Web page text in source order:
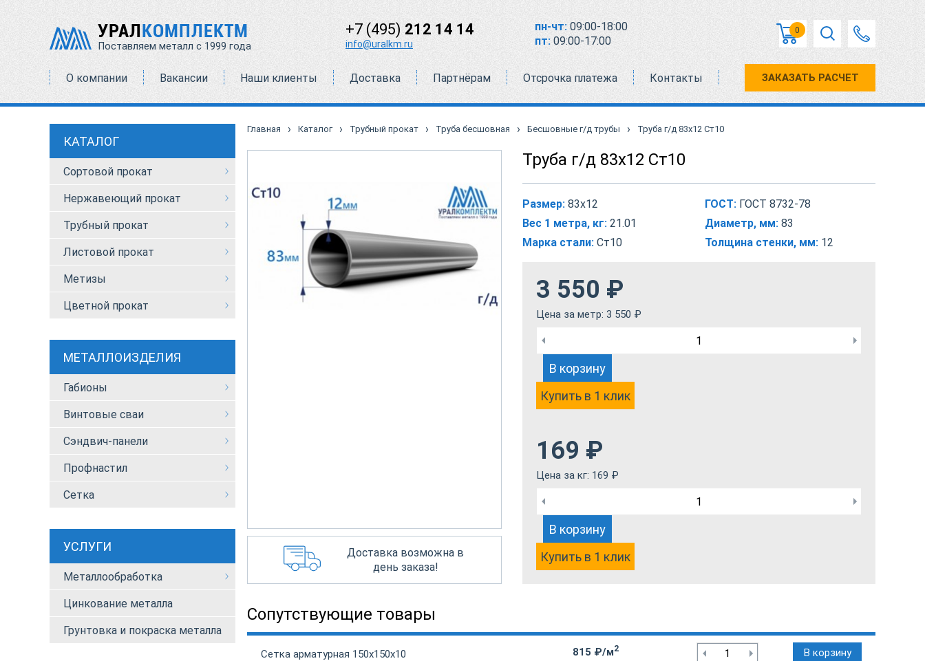
УРАЛКОМПЛЕКТМ
Поставляем металл с 1999 года
+7 (495) 212 14 14
info@uralkm.ru
пн-чт: 09:00-18:00
пт: 09:00-17:00
0
О компании Вакансии Наши клиенты Доставка Партнёрам Отсрочка платежа Контакты ЗАКАЗАТЬ РАСЧЕТ
КАТАЛОГ
Сортовой прокат
Нержавеющий прокат
Трубный прокат
Листовой прокат
Метизы
Цветной прокат
МЕТАЛЛОИЗДЕЛИЯ
Габионы
Винтовые сваи
Сэндвич-панели
Профнастил
Сетка
УСЛУГИ
Металлообработка
Цинкование металла
Грунтовка и покраска металла
Главная › Каталог › Трубный прокат › Труба бесшовная › Бесшовные г/д трубы › Труба г/д 83х12 Ст10
Доставка возможна в
день заказа!
Труба г/д 83х12 Ст10
Размер: 83х12
Вес 1 метра, кг: 21.01
Марка стали: Ст10
ГОСТ: ГОСТ 8732-78
Диаметр, мм: 83
Толщина стенки, мм: 12
3 550 ₽
Цена за метр: 3 550 ₽
В корзину
Купить в 1 клик
169 ₽
Цена за кг: 169 ₽
В корзину
Купить в 1 клик
Сопутствующие товары
Сетка арматурная 150х150х10 815 ₽/м2 В корзину